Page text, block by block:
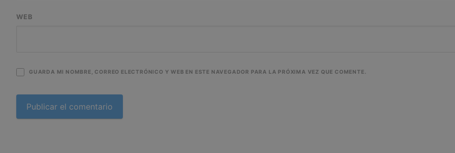
WEB
GUARDA MI NOMBRE, CORREO ELECTRÓNICO Y WEB EN ESTE NAVEGADOR PARA LA PRÓXIMA VEZ QUE COMENTE.